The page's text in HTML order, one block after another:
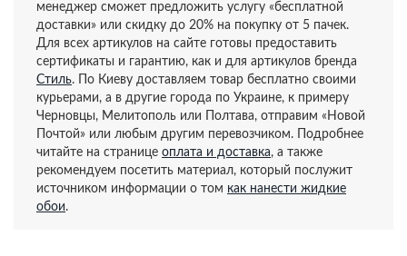
менеджер сможет предложить услугу «бесплатной
доставки» или скидку до 20% на покупку от 5 пачек.
Для всех артикулов на сайте готовы предоставить
сертификаты и гарантию, как и для артикулов бренда
Стиль. По Киеву доставляем товар бесплатно своими
курьерами, а в другие города по Украине, к примеру
Черновцы, Мелитополь или Полтава, отправим «Новой
Почтой» или любым другим перевозчиком. Подробнее
читайте на странице оплата и доставка, а также
рекомендуем посетить материал, который послужит
источником информации о том как нанести жидкие
обои.